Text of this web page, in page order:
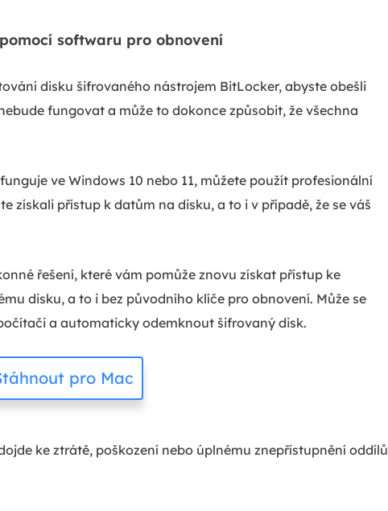
softwaru pro obnovení
disku šifrovaného nástrojem BitLocker, abyste obešli
fungovat a může to dokonce způsobit, že všechna
ve Windows 10 nebo 11, můžete použít profesionální
získali přístup k datům na disku, a to i v případě, že se váš
řešení, které vám pomůže znovu získat přístup ke
disku, a to i bez původního klíče pro obnovení. Může se
a automaticky odemknout šifrovaný disk.
pro Mac
ke ztrátě, poškození nebo úplnému znepřístupnění oddílů